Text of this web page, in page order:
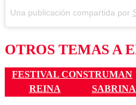
Una publicación compartida por
OTROS TEMAS A
FESTIVAL CONSTRUMAN
REINA
SABRINA